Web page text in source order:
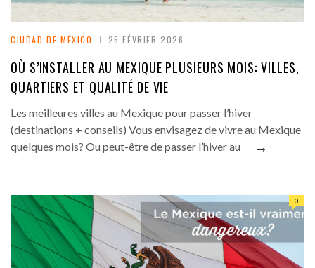
CIUDAD DE MÉXICO 25 FÉVRIER 2026
OÙ S’INSTALLER AU MEXIQUE PLUSIEURS MOIS: VILLES,
QUARTIERS ET QUALITÉ DE VIE
Les meilleures villes au Mexique pour passer l’hiver
(destinations + conseils) Vous envisagez de vivre au Mexique
quelques mois? Ou peut-être de passer l’hiver au
→
0